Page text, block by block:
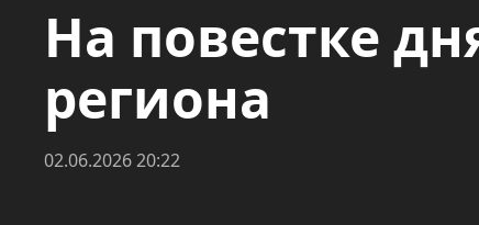
На повестке
региона
02.06.2026 20:22